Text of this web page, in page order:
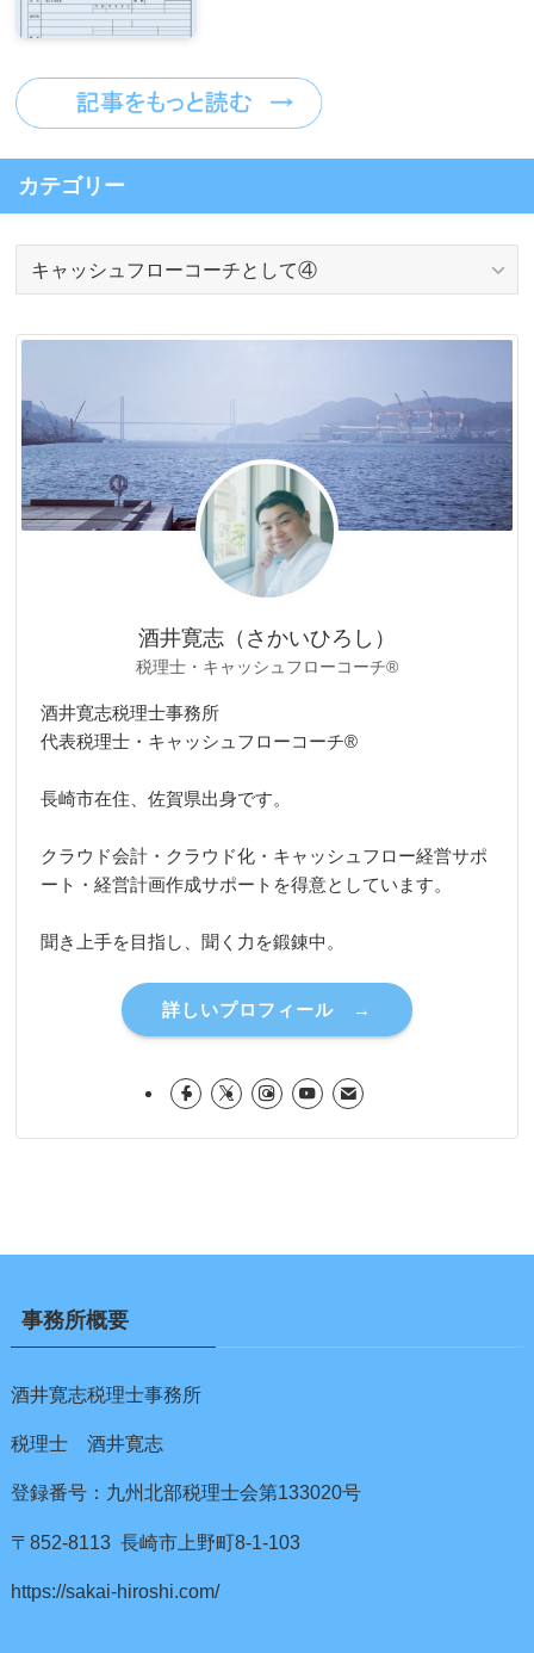
カテゴリー
リ
酒井寛志（さかいひろし）
税理士・キャッシュフローコーチ®
酒井寛志税理士事務所
代表税理士・キャッシュフローコーチ®
長崎市在住、佐賀県出身です。
クラウド会計・クラウド化・キャッシュフロー経営サポ
ート・経営計画作成サポートを得意としています。
聞き上手を目指し、聞く力を鍛錬中。
詳しいプロフィール →
事務所概要
酒井寛志税理士事務所
税理士 酒井寛志
登録番号：九州北部税理士会第133020号
〒852-8113 長崎市上野町8-1-103
https://sakai-hiroshi.com/